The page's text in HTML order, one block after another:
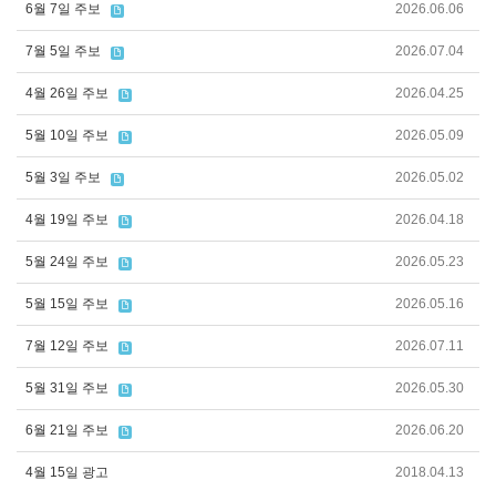
6월 7일 주보 2026.06.06
7월 5일 주보 2026.07.04
4월 26일 주보 2026.04.25
5월 10일 주보 2026.05.09
5월 3일 주보 2026.05.02
4월 19일 주보 2026.04.18
5월 24일 주보 2026.05.23
5월 15일 주보 2026.05.16
7월 12일 주보 2026.07.11
5월 31일 주보 2026.05.30
6월 21일 주보 2026.06.20
4월 15일 광고 2018.04.13